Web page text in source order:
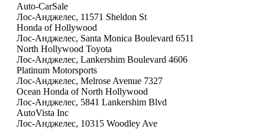
Auto-CarSale
Лос-Анджелес, 11571 Sheldon St
Honda of Hollywood
Лос-Анджелес, Santa Monica Boulevard 6511
North Hollywood Toyota
Лос-Анджелес, Lankershim Boulevard 4606
Platinum Motorsports
Лос-Анджелес, Melrose Avenue 7327
Ocean Honda of North Hollywood
Лос-Анджелес, 5841 Lankershim Blvd
AutoVista Inc
Лос-Анджелес, 10315 Woodley Ave